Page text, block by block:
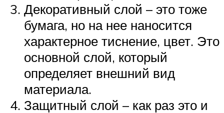
Декоративный слой – это тоже
бумага, но на нее наносится
характерное тиснение, цвет. Это
основной слой, который
определяет внешний вид
материала.
Защитный слой – как раз это и